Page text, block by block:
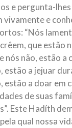
e pergunta-
vivamente e
“Nós
que estão
nós não, estão a
estão a jejuar
estão a doar em
de suas
Este Hadíth
qual nossa